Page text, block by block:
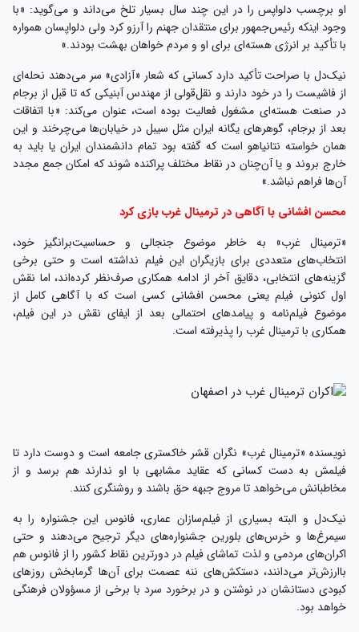
او برچسب دلواپس را در این چند سال بسیار تلخ می‌داند و می‌گوید: «با
وجود اینکه رئیس‌جمهور برای منتقدان جهنم را آرزو کرد ولی دلواپسان همواره
با تأکید بر انرژی هسته‌ای برای او و مردم خواهان بهشت بودند.»
نیک‌دل با صراحت تأکید دارد کسانی که شعار «آزادی» سر می‌دهند نحله‌ای
از فاشیست را در خود دارند و نقل‌قولی از مهندس آبنیکی که تا قبل از برجام
در صنعت هسته‌ای مشغول فعالیت بوده است، عنوان می‌کند: «با اتفاقات
بعد از برجام، گوهرهای یگانه ایران مثل سیبل در خیابان‌ها می‌چرخند و این
همان خواسته نتانیاهو است که گفته بود تمام دانشمندان ایران یا باید به
خارج بروند و یا آن‌چنان در نقاط مختلف پراکنده شوند که امکان جمع مجدد
آن‌ها فراهم نباشد.»
محسن افشانی با آگاهی در ترمینال غرب بازی کرد
«ترمینال غرب» به خاطر موضوع جنجالی و حساسیت‌برانگیز خود،
انتخاب‌های متعددی برای بازیگران این فیلم نداشته است و حتی برخی
گزینه‌های انتخابی، دقایق آخر از ادامه همکاری صرف‌نظر کرده‌اند، اما نقش
اول کنونی فیلم یعنی محسن افشانی کسی است که با آگاهی کامل از
موضوع فیلم‌نامه و پیامدهای احتمالی بعد از ایفای نقش در این فیلم،
همکاری با ترمینال غرب را پذیرفته است.
نویسنده «ترمینال غرب» نگران قشر خاکستری جامعه است و دوست دارد تا
فیلمش به دست کسانی که عقاید مشابهی با او ندارند هم برسد و از
مخاطبانش می‌خواهد تا مروج جبهه حق باشند و روشنگری کنند.
نیک‌دل و البته بسیاری از فیلم‌سازان عماری، فانوس این جشنواره را به
سیمرغ‌ها و خرس‌های بلورین جشنواره‌های دیگر ترجیح می‌دهند و حتی
اکران‌های مردمی و لذت تماشای فیلم در دورترین نقاط کشور را از فانوس هم
باارزش‌تر می‌دانند، دستکش‌های ننه عصمت برای آن‌ها گرمابخش روزهای
کبودی دستانشان در نوشتن و در برخورد سرد با برخی از مسؤولان فرهنگی
خواهد بود.